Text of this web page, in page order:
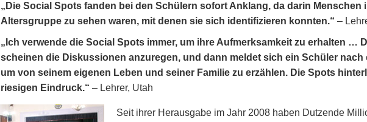
„Die Social Spots fanden bei den Schülern sofort Anklang, da darin Menschen
Altersgruppe zu sehen waren, mit denen sie sich identifizieren konnten.“ –
„Ich verwende die Social Spots immer, um ihre Aufmerksamkeit zu erhalten …
scheinen die Diskussionen anzuregen, und dann meldet sich ein Schüler nach
um von seinem eigenen Leben und seiner Familie zu erzählen. Die Spots
riesigen Eindruck.“ – Lehrer, Utah
Seit ihrer Herausgabe im Jahr 2008 haben Dutzende